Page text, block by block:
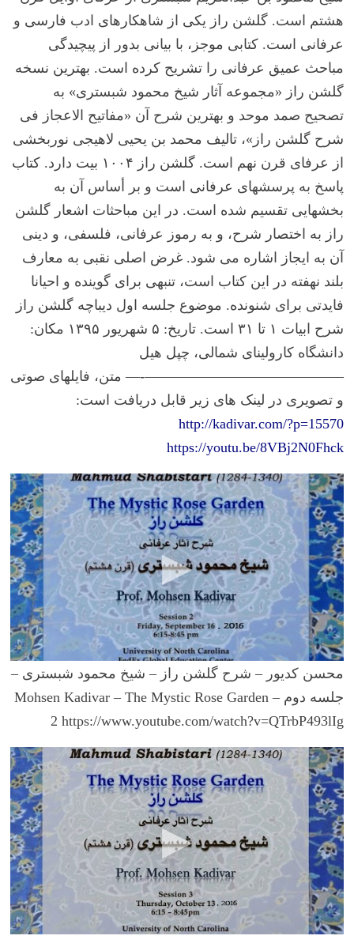
هشتم است. گلشن راز یکی از شاهکارهای ادب فارسی و
عرفانی است. کتابی موجز، با بیانی بدور از پیچیدگی
مباحث عمیق عرفانی را تشریح کرده است. بهترین نسخه
گلشن راز «مجموعه آثار شیخ محمود شبستری» به
تصحیح صمد موحد و بهترین شرح آن «مفاتیح الاعجاز فی
شرح گلشن راز»، تالیف محمد بن یحیی لاهیجی نوربخشی
از عرفای قرن نهم است. گلشن راز ۱۰۰۴ بیت دارد. کتاب
پاسخ به پرسشهای عرفانی است و بر أساس آن به
بخشهایی تقسیم شده است. در این مباحثات اشعار گلشن
راز به اختصار شرح، و به رموز عرفانی، فلسفی، و دینی
آن به ایجاز اشاره می شود. غرض اصلی نقبی به معارف
بلند نهفته در این کتاب است، تنبهی برای گوینده و احیانا
فایدتی برای شنونده. موضوع جلسه اول دیباچه گلشن راز
شرح ابیات ۱ تا ۳۱ است. تاریخ: ۵ شهریور ۱۳۹۵ مکان:
دانشگاه کارولینای شمالی، چپل هیل
——————————————-— متن، فایلهای صوتی
و تصویری در لینک های زیر قابل دریافت است:
http://kadivar.com/?p=15570
https://youtu.be/8VBj2N0Fhck
محسن کدیور – شرح گلشن راز – شیخ محمود شبستری –
جلسه دوم – Mohsen Kadivar – The Mystic Rose Garden
2 https://www.youtube.com/watch?v=QTrbP493lIg